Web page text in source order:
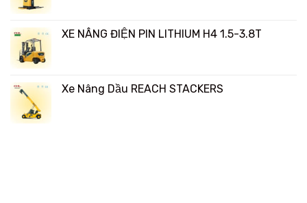
XE NÂNG ĐIỆN PIN LITHIUM H4 1.5-3.8T
Xe Nâng Dầu REACH STACKERS